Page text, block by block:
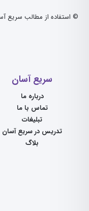
© استفاده از مطالب سریع
سریع آسان
درباره ما
تماس با ما
تبلیغات
تدریس در سریع آسان
بلاگ